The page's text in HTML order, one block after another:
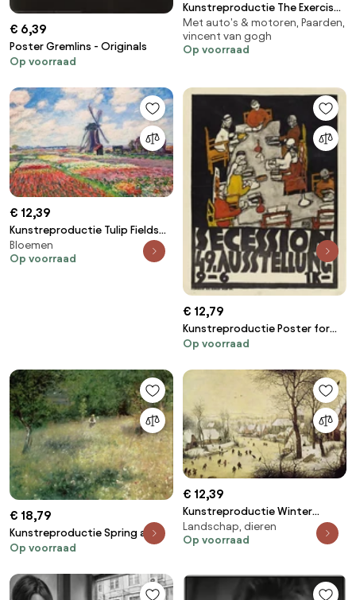
€ 6,39
Poster Gremlins - Originals
Op voorraad
Kunstreproductie The Exercise
Yard, or The Convict Prison,
1890, Vincent van Gogh
Met auto's & motoren, Paarden,
vincent van gogh
Op voorraad
€ 12,39
Kunstreproductie Tulip Fields
with the Rijnsburg Windmill,
1886, Claude Monet
Bloemen
Op voorraad
€ 12,79
Kunstreproductie Poster for
the Vienna Secession, 49th
Schiele
Op voorraad
€ 18,79
Kunstreproductie Spring at
Chatou, c.1872-5, Pierre
Op voorraad
€ 12,39
Kunstreproductie Winter
Landscape with Skaters and a
Bird Trap, Pieter the Elder
Landschap, dieren
Op voorraad